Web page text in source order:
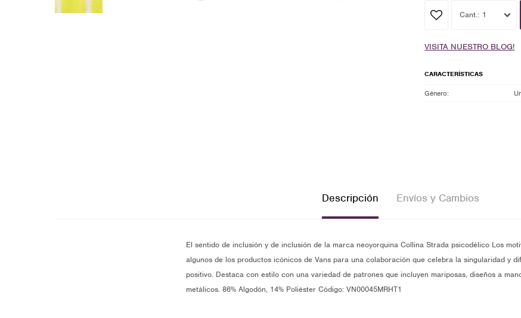
1
VISITA NUESTRO BLOG!
CARACTERÍSTICAS
Género
Descripción Envíos y Cambios
El sentido de inclusión y de inclusión de la marca neoyorquina Collina Strada psicodélico Los
algunos de los productos icónicos de Vans para una colaboración que celebra la singularidad y
positivo. Destaca con estilo con una variedad de patrones que incluyen mariposas, diseños a
metálicos. 86% Algodón, 14% Poliéster Código: VN00045MRHT1